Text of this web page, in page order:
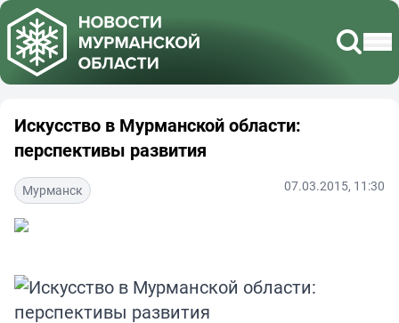
Искусство в Мурманской области:
перспективы развития
Мурманск 07.03.2015, 11:30